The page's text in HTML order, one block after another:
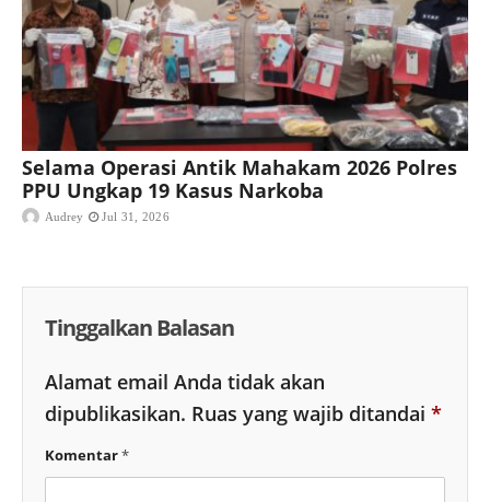
Selama Operasi Antik Mahakam 2026 Polres
PPU Ungkap 19 Kasus Narkoba
Audrey Jul 31, 2026
Tinggalkan Balasan
Alamat email Anda tidak akan
dipublikasikan. Ruas yang wajib ditandai *
Komentar*